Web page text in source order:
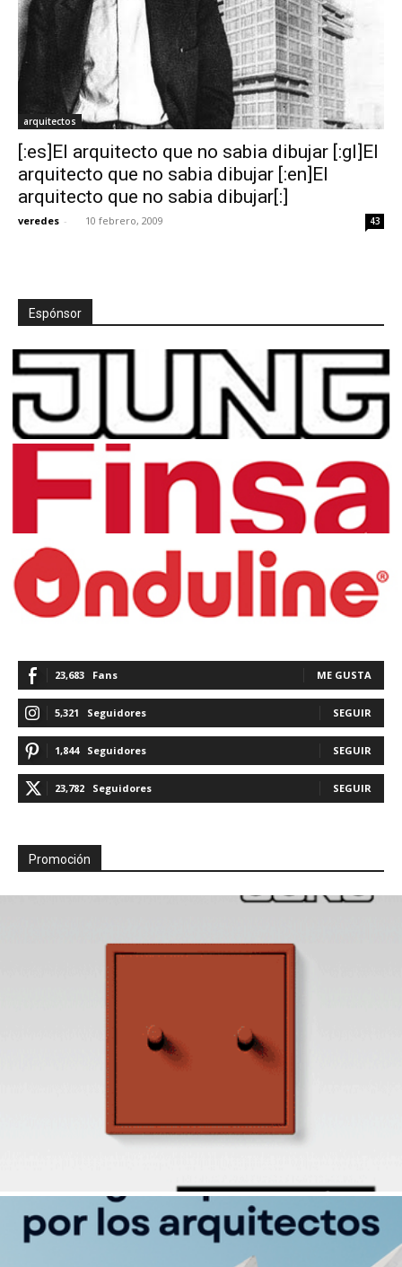
arquitectos
[:es]El arquitecto que no sabia dibujar [:gl]El
arquitecto que no sabia dibujar [:en]El
arquitecto que no sabia dibujar[:]
veredes - 10 febrero, 2009 43
Espónsor
23,683 Fans ME GUSTA
5,321 Seguidores SEGUIR
1,844 Seguidores SEGUIR
23,782 Seguidores SEGUIR
Promoción